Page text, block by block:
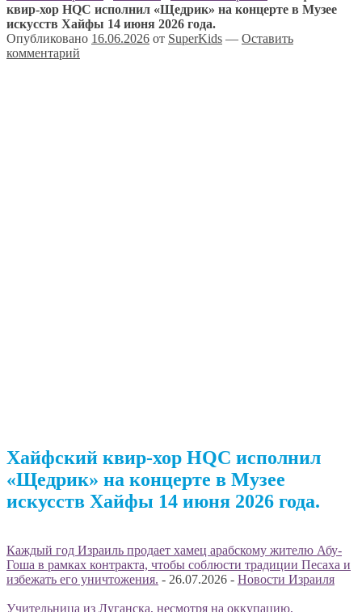
квир-хор HQC исполнил «Щедрик» на концерте в Музее
искусств Хайфы 14 июня 2026 года.
Опубликовано 16.06.2026 от SuperKids — Оставить
комментарий
Хайфский квир-хор HQC исполнил
«Щедрик» на концерте в Музее
искусств Хайфы 14 июня 2026 года.
Каждый год Израиль продает хамец арабскому жителю Абу-
Гоша в рамках контракта, чтобы соблюсти традиции Песаха и
избежать его уничтожения. - 26.07.2026 - Новости Израиля
Учительница из Луганска, несмотря на оккупацию,